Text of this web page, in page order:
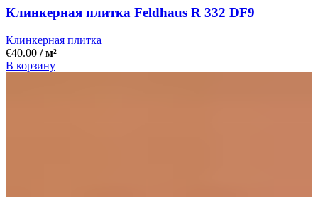
Клинкерная плитка Feldhaus R 332 DF9
Клинкерная плитка
€40.00 / м²
В корзину